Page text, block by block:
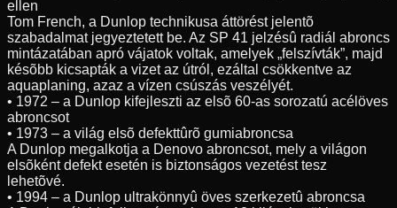
ellen
Tom French, a Dunlop technikusa áttörést jelentõ
szabadalmat jegyeztetett be. Az SP 41 jelzésû radiál abroncs
mintázatában apró vájatok voltak, amelyek „felszívták”, majd
késõbb kicsapták a vizet az útról, ezáltal csökkentve az
aquaplaning, azaz a vízen csúszás veszélyét.
• 1972 – a Dunlop kifejleszti az elsõ 60-as sorozatú acélöves
abroncsot
• 1973 – a világ elsõ defekttûrõ gumiabroncsa
A Dunlop megalkotja a Denovo abroncsot, mely a világon
elsõként defekt esetén is biztonságos vezetést tesz
lehetõvé.
• 1994 – a Dunlop ultrakönnyû öves szerkezetû abroncsa